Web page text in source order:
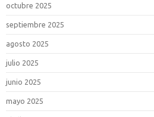
octubre 2025
septiembre 2025
agosto 2025
julio 2025
junio 2025
mayo 2025